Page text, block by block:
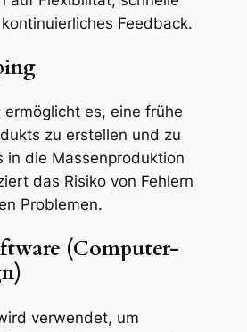
Feedback.
ermöglicht es, eine frühe
zu erstellen und zu
in die Massenproduktion
das Risiko von Fehlern
Problemen.
(Computer-
verwendet, um